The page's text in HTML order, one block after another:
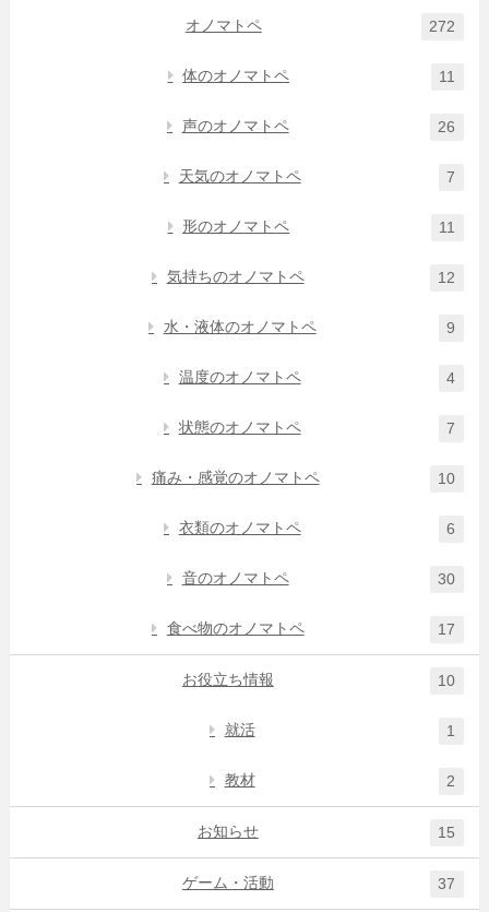
オノマトペ 272
体のオノマトペ 11
声のオノマトペ 26
天気のオノマトペ 7
形のオノマトペ 11
気持ちのオノマトペ 12
水・液体のオノマトペ 9
温度のオノマトペ 4
状態のオノマトペ 7
痛み・感覚のオノマトペ 10
衣類のオノマトペ 6
音のオノマトペ 30
食べ物のオノマトペ 17
お役立ち情報 10
就活 1
教材 2
お知らせ 15
ゲーム・活動 37